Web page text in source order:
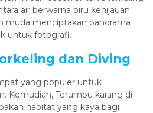
air berwarna biru kehijauan
muda menciptakan panorama
untuk fotografi.
dan Diving
yang populer untuk
Kemudian, Terumbu karang di
habitat yang kaya bagi